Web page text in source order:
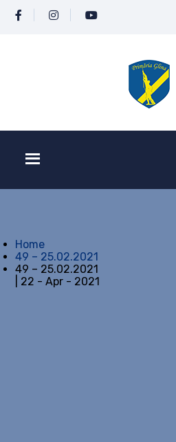
Home
49 – 25.02.2021
49 – 25.02.2021
| 22 - Apr - 2021